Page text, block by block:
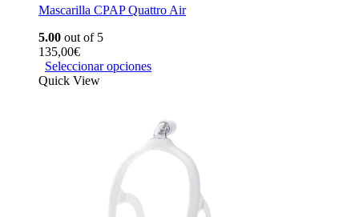
Mascarilla CPAP Quattro Air
5.00 out of 5
135,00€
Seleccionar opciones
Quick View